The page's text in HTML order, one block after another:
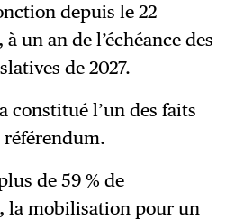
depuis le 22
un an de l’échéance des
de 2027.
constitué l’un des faits
référendum.
de 59 % de
la mobilisation pour un